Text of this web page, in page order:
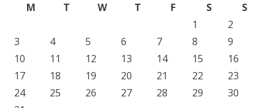
M
T W T F S
S
1
2
3
4 5 6 7 8
9
10
11 12 13 14 15
16
17
18 19 20 21 22
23
24
25 26 27 28 29
30